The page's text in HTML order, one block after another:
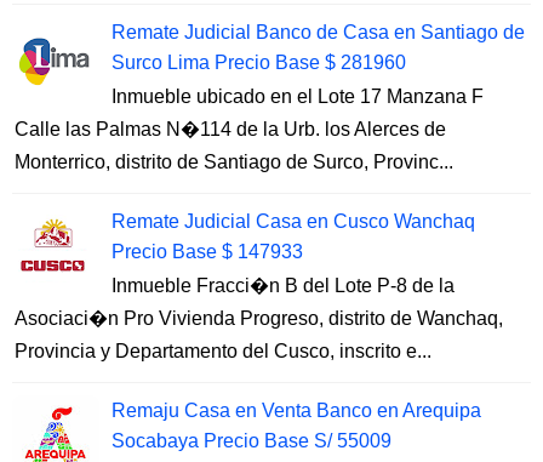
Remate Judicial Banco de Casa en Santiago de
Surco Lima Precio Base $ 281960
Inmueble ubicado en el Lote 17 Manzana F
Calle las Palmas N�114 de la Urb. los Alerces de
Monterrico, distrito de Santiago de Surco, Provinc...
Remate Judicial Casa en Cusco Wanchaq
Precio Base $ 147933
Inmueble Fracci�n B del Lote P-8 de la
Asociaci�n Pro Vivienda Progreso, distrito de Wanchaq,
Provincia y Departamento del Cusco, inscrito e...
Remaju Casa en Venta Banco en Arequipa
Socabaya Precio Base S/ 55009